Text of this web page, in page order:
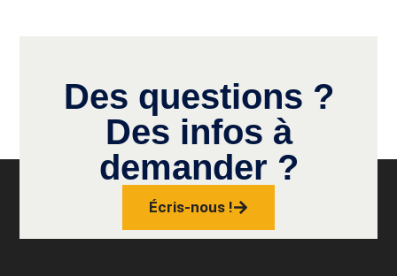
Des questions ?
Des infos à
demander ?
Écris-nous !